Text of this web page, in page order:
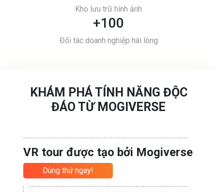
Kho lưu trữ hình ảnh
+100
Đối tác doanh nghiệp hài lòng
KHÁM PHÁ TÍNH NĂNG ĐỘC
ĐÁO TỪ MOGIVERSE
VR tour được tạo bởi Mogiverse
Dùng thử ngay!